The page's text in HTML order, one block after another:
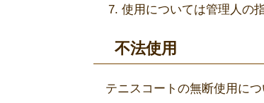
使用については管理人の
不法使用
テニスコートの無断使用につ